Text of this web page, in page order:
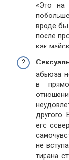
«Это на
вроде бы
после
как
абьюза
в
другого.
его
не
тирана